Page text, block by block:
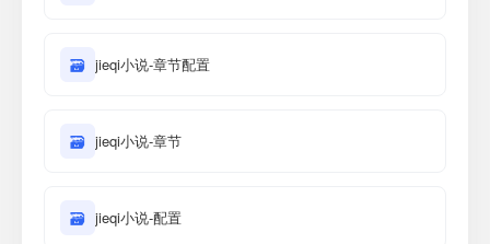
🗃 jieqi小说-章节配置
🗃 jieqi小说-章节
🗃 jieqi小说-配置